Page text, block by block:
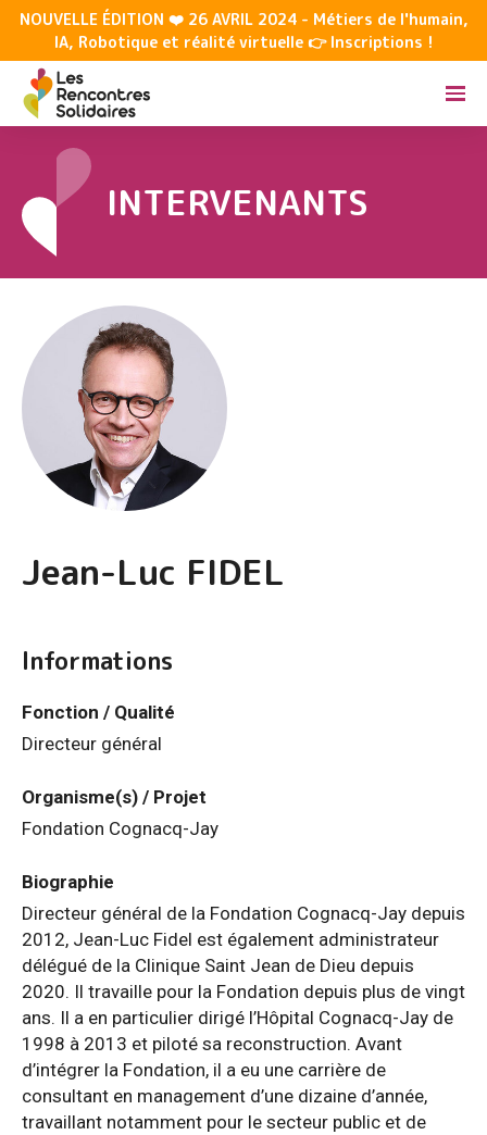
NOUVELLE ÉDITION ❤️ 26 AVRIL 2024 - Métiers de l'humain,
IA, Robotique et réalité virtuelle 👉 Inscriptions !
INTERVENANTS
Jean-Luc FIDEL
Informations
Fonction / Qualité
Directeur général
Organisme(s) / Projet
Fondation Cognacq-Jay
Biographie
Directeur général de la Fondation Cognacq-Jay depuis
2012, Jean-Luc Fidel est également administrateur
délégué de la Clinique Saint Jean de Dieu depuis
2020. Il travaille pour la Fondation depuis plus de vingt
ans. Il a en particulier dirigé l’Hôpital Cognacq-Jay de
1998 à 2013 et piloté sa reconstruction. Avant
d’intégrer la Fondation, il a eu une carrière de
consultant en management d’une dizaine d’année,
travaillant notamment pour le secteur public et de